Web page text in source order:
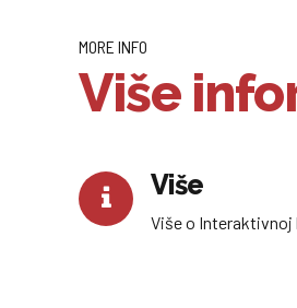
MORE INFO
Više
Više
Više o Interaktivnoj